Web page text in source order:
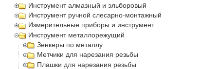
Инструмент алмазный и эльборовый
Инструмент ручной слесарно-монтажный
Измерительные приборы и инструмент
Инструмент металлорежущий
Зенкеры по металлу
Метчики для нарезания резьбы
Плашки для нарезания резьбы